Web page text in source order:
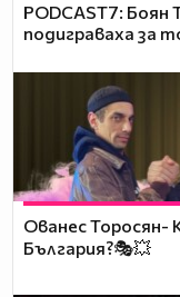
PODCAST7:
подиграваха за
Ованес Торосян-
България?🎭💥